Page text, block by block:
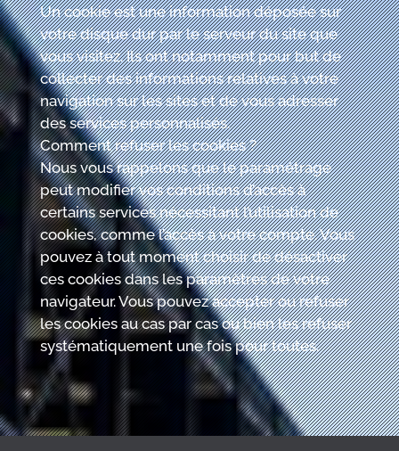
Un cookie est une information déposée sur
votre disque dur par le serveur du site que
vous visitez. Ils ont notamment pour but de
collecter des informations relatives à votre
navigation sur les sites et de vous adresser
des services personnalisés.
Comment refuser les cookies ?
Nous vous rappelons que le paramétrage
peut modifier vos conditions d’accès à
certains services nécessitant l’utilisation de
cookies, comme l’accès à votre compte. Vous
pouvez à tout moment choisir de désactiver
ces cookies dans les paramètres de votre
navigateur. Vous pouvez accepter ou refuser
les cookies au cas par cas ou bien les refuser
systématiquement une fois pour toutes.